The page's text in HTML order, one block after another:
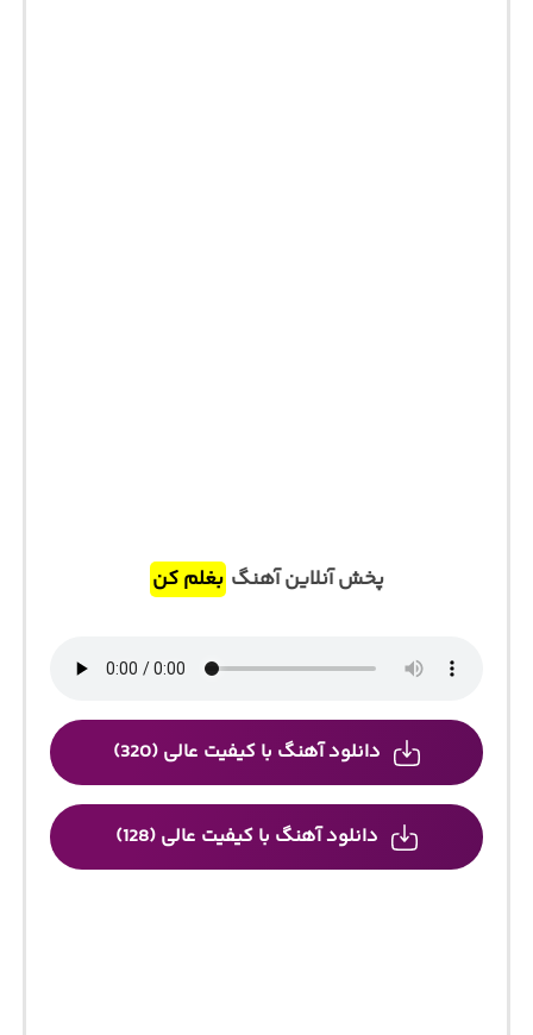
پخش آنلاین آهنگ بغلم کن
دانلود آهنگ با کیفیت عالی (320)
دانلود آهنگ با کیفیت عالی (128)